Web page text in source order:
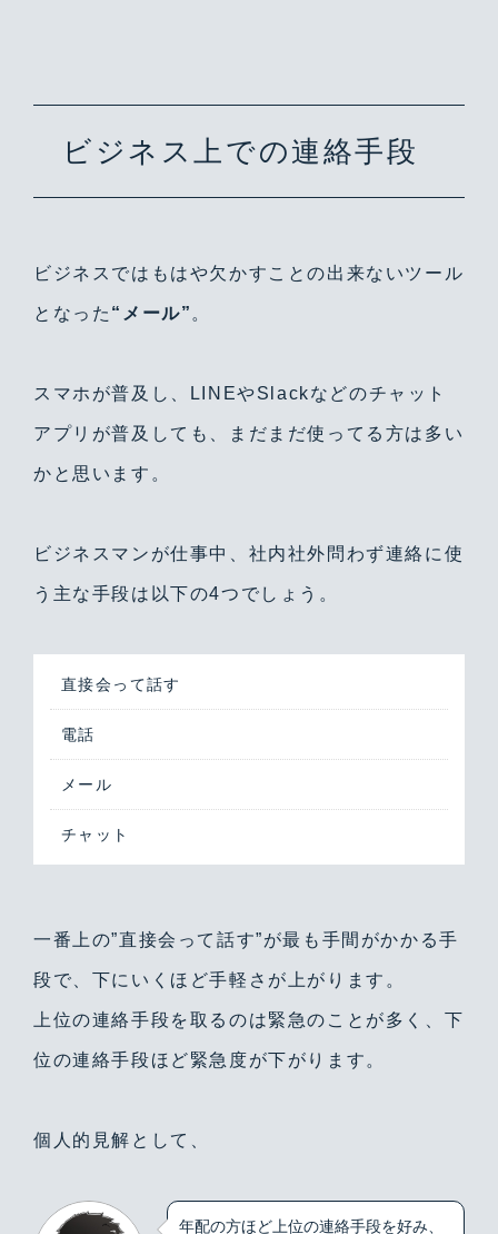
ビジネス上での連絡手段
ビジネスではもはや欠かすことの出来ないツール
となった “メール” 。
スマホが普及し、LINEやSlackなどのチャット
アプリが普及しても、まだまだ使ってる方は多い
かと思います。
ビジネスマンが仕事中、社内社外問わず連絡に使
う主な手段は以下の4つでしょう。
直接会って話す
電話
メール
チャット
一番上の”直接会って話す”が最も手間がかかる手
段で、下にいくほど手軽さが上がります。
上位の連絡手段を取るのは緊急のことが多く、下
位の連絡手段ほど緊急度が下がります。
個人的見解として、
年配の方ほど上位の連絡手段を好み、